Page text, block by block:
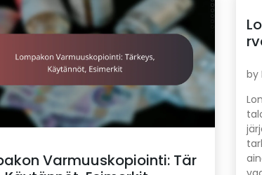
Varmuuskopiointi: Tär
by